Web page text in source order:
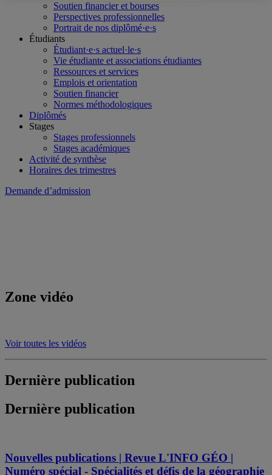
Soutien financier et bourses
Perspectives professionnelles
Portrait de nos diplômé·e·s
Étudiants
Étudiant·e·s actuel·le·s
Vie étudiante et associations étudiantes
Ressources et services
Emplois et orientation
Soutien financier
Normes méthodologiques
Diplômés
Stages
Stages professionnels
Stages académiques
Activité de synthèse
Horaires des trimestres
Demande d’admission
Zone vidéo
Voir toutes les vidéos
Dernière publication
Dernière publication
Nouvelles publications | Revue L'INFO GÉO |
Numéro spécial - Spécialités et défis de la géographie